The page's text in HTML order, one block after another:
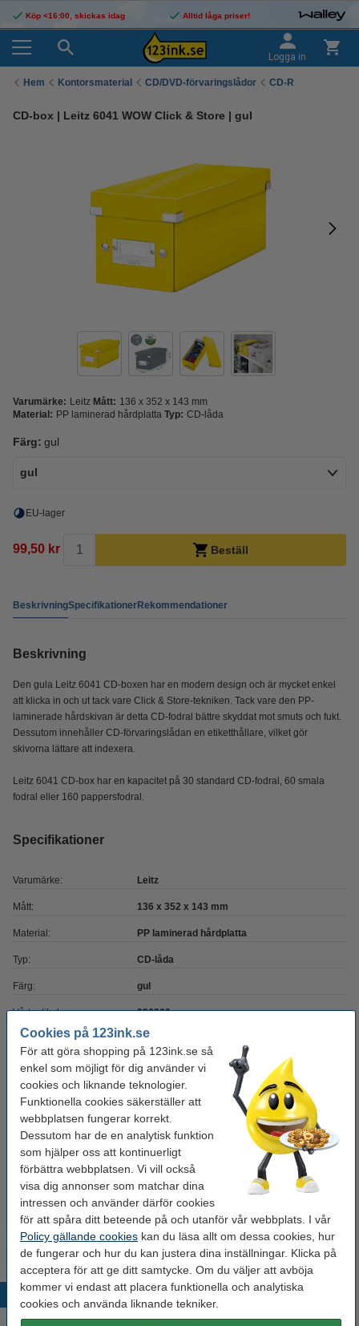
Cookies på 123ink.se
För att göra shopping på 123ink.se så
enkel som möjligt för dig använder vi
cookies och liknande teknologier.
Funktionella cookies säkerställer att
webbplatsen fungerar korrekt.
Dessutom har de en analytisk funktion
som hjälper oss att kontinuerligt
förbättra webbplatsen. Vi vill också
visa dig annonser som matchar dina
intressen och använder därför cookies
för att spåra ditt beteende på och utanför vår webbplats. I vår
Policy gällande cookies kan du läsa allt om dessa cookies, hur
de fungerar och hur du kan justera dina inställningar. Klicka på
acceptera för att ge ditt samtycke. Om du väljer att avböja
kommer vi endast att placera funktionella och analytiska
cookies och använda liknande tekniker.
Köp <16:00, skickas idag Alltid låga priser!
Logga in
Hem Kontorsmaterial CD/DVD-förvaringslådor CD-R
CD-box | Leitz 6041 WOW Click & Store | gul
Varumärke: Leitz Mått: 136 x 352 x 143 mm
Material: PP laminerad hårdplatta Typ: CD-låda
Färg: gul
gul
EU-lager
99,50 kr Beställ
BeskrivningSpecifikationerRekommendationer
Beskrivning
Den gula Leitz 6041 CD-boxen har en modern design och är mycket enkel
att klicka in och ut tack vare Click & Store-tekniken. Tack vare den PP-
laminerade hårdskivan är detta CD-fodral bättre skyddat mot smuts och fukt.
Dessutom innehåller CD-förvaringslådan en etiketthållare, vilket gör
skivorna lättare att indexera.
Leitz 6041 CD-box har en kapacitet på 30 standard CD-fodral, 60 smala
fodral eller 160 pappersfodral.
Specifikationer
Varumärke: Leitz
Mått: 136 x 352 x 143 mm
Material: PP laminerad hårdplatta
Typ: CD-låda
Färg: gul
Vårt artikelnr: 226260
Glöm inte att beställa!
123ink CD-R | 52X | 700MB | Slimline lådor | 10-
pack
CD/DVD etiketter | FSC(R) certifierade | 2st/ark
vertikalt | 25 ark
100 kr
Märkpenna CD/DVD 1.0mm | 123ink | sorterade
färger | 3st
49,50 kr
Populära produkter